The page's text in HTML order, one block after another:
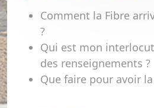
Comment la Fibre
?
Qui est mon
des renseignements ?
Que faire pour avoir